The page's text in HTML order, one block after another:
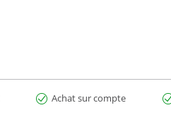
Achat sur compte